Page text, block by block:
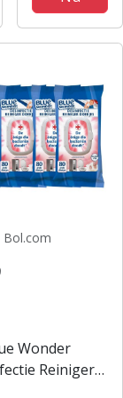
Bol.com
Wonder
Reiniger